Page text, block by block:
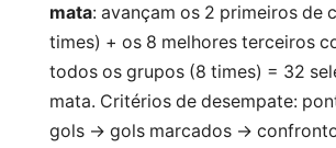
mata: avançam os 2 primeiros de
times) + os 8 melhores terceiros
todos os grupos (8 times) = 32
mata. Critérios de desempate:
gols → gols marcados →